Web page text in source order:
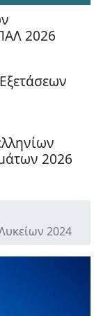
2026
2026
2024